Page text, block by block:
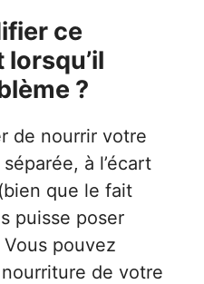
ce
?
de nourrir votre
à l’écart
que le fait
puisse poser
pouvez
de votre